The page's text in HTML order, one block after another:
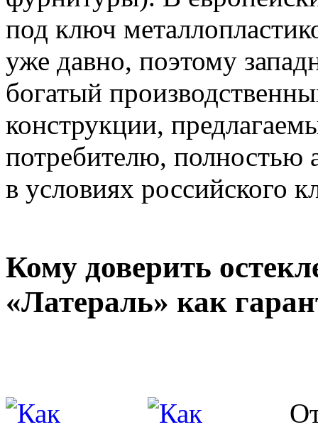
под ключ
уже давно, поэтому
богатый
конструкции,
потребителю, полностью
в условиях российского
Кому доверить
«Латераль» как